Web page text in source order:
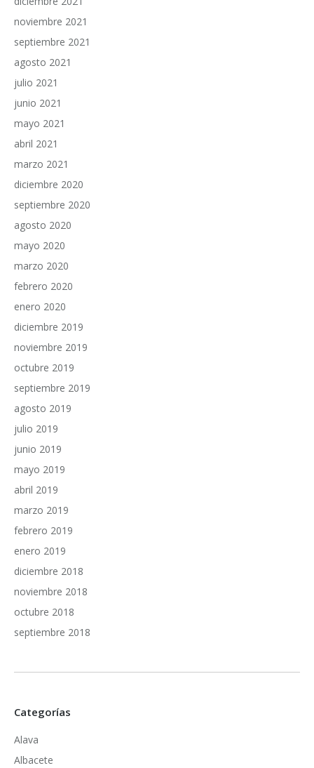
noviembre 2021
septiembre 2021
agosto 2021
julio 2021
junio 2021
mayo 2021
abril 2021
marzo 2021
diciembre 2020
septiembre 2020
agosto 2020
mayo 2020
marzo 2020
febrero 2020
enero 2020
diciembre 2019
noviembre 2019
octubre 2019
septiembre 2019
agosto 2019
julio 2019
junio 2019
mayo 2019
abril 2019
marzo 2019
febrero 2019
enero 2019
diciembre 2018
noviembre 2018
octubre 2018
septiembre 2018
Categorías
Alava
Albacete